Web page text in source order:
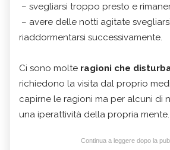
– svegliarsi troppo presto e
– avere delle notti agitate
riaddormentarsi successivamente.
Ci sono molte ragioni che
richiedono la visita dal proprio
capirne le ragioni ma per alcuni di
una iperattività della propria mente.
Continua a leggere dopo la